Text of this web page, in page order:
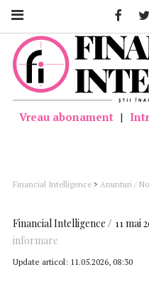
Vreau abonament |
Financial Intelligence > Anunturi /
Financial Intelligence 11 mai
informare
Update articol: 11.05.2026, 08:30
Facebook